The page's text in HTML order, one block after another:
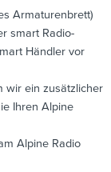
Armaturenbrett)
smart Radio-
Händler vor
wir ein zusätzlicher
Ihren Alpine
Alpine Radio